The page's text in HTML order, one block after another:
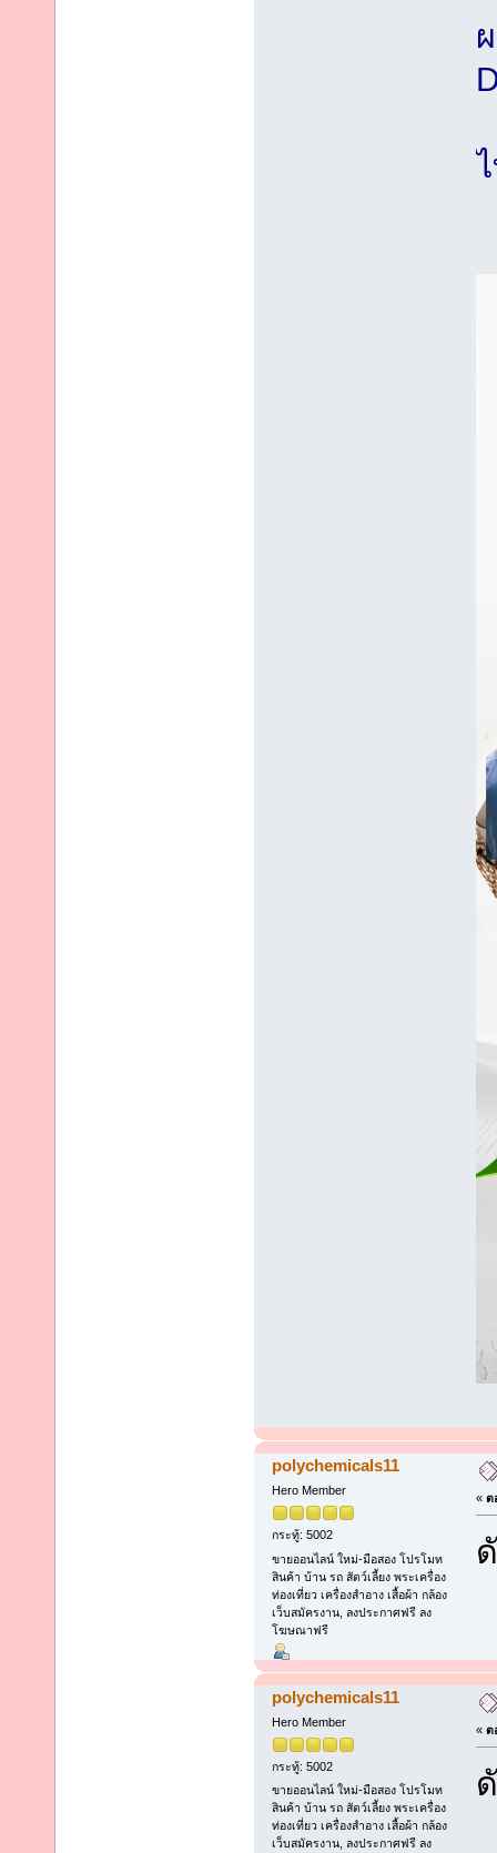
polychemicals11
Hero Member
กระทู้: 5002
ขายออนไลน์ ใหม่-มือสอง โปรโมท
สินค้า บ้าน รถ สัตว์เลี้ยง พระเครื่อง
ท่องเที่ยว เครื่องสำอาง เสื้อผ้า กล้อง
เว็บสมัครงาน, ลงประกาศฟรี ลง
โฆษณาฟรี
« ต
polychemicals11
Hero Member
กระทู้: 5002
ขายออนไลน์ ใหม่-มือสอง โปรโมท
สินค้า บ้าน รถ สัตว์เลี้ยง พระเครื่อง
ท่องเที่ยว เครื่องสำอาง เสื้อผ้า กล้อง
เว็บสมัครงาน, ลงประกาศฟรี ลง
« ต